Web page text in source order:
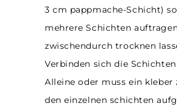
3 cm pappmache-Schicht)
mehrere Schichten
zwischendurch trocknen
Verbinden sich die
Alleine oder muss ein kleber
den einzelnen schichten